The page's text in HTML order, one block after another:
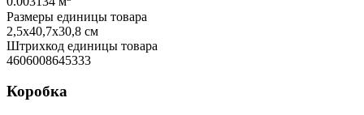
Размеры единицы товара
2,5х40,7х30,8 см
Штрихкод единицы товара
4606008645333
Коробка